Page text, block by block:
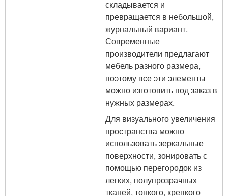
складывается и
превращается в небольшой,
журнальный вариант.
Современные
производители предлагают
мебель разного размера,
поэтому все эти элементы
можно изготовить под заказ в
нужных размерах.
Для визуального увеличения
пространства можно
использовать зеркальные
поверхности, зонировать с
помощью перегородок из
легких, полупрозрачных
тканей, тонкого, крепкого